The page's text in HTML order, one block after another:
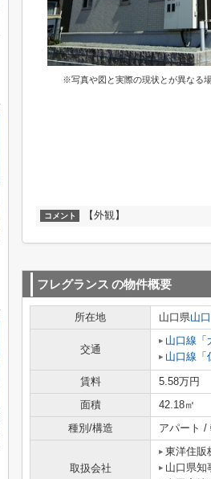
※写真や図と実際の現状とが異なる
コメント 【外観】
フレグランス の物件概要
所在地 山口県山
交通
山口線 「
山口線 「
賃料 5.58万円
面積
42.18㎡
種別/構造
アパート /
取扱会社
東洋住販
山口県知